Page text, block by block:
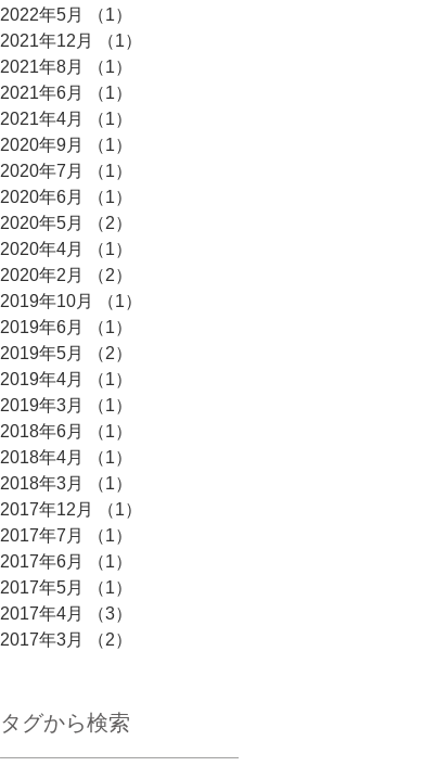
2022年5月
（1）
2021年12月
（1）
2021年8月
（1）
2021年6月
（1）
2021年4月
（1）
2020年9月
（1）
2020年7月
（1）
2020年6月
（1）
2020年5月
（2）
2020年4月
（1）
2020年2月
（2）
2019年10月
（1）
2019年6月
（1）
2019年5月
（2）
2019年4月
（1）
2019年3月
（1）
2018年6月
（1）
2018年4月
（1）
2018年3月
（1）
2017年12月
（1）
2017年7月
（1）
2017年6月
（1）
2017年5月
（1）
2017年4月
（3）
2017年3月
（2）
タグから検索